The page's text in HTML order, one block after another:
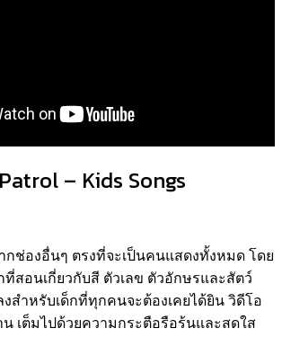
– Kids Songs
กช่องอื่นๆ ตรงที่จะเป็นคนแสดงทั้งหมด โดย
ที่สอนเกี่ยวกับสี ตัวเลข ตัวอักษรและสัตว์
งสำหรับเด็กที่ทุกคนจะต้องเคยได้ยิน วิดีโอ
เต็มไปด้วยความกระตือรือร้นและสดใส